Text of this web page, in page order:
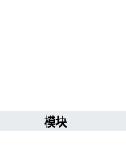
模块